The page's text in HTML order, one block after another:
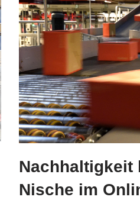
Nachhaltigkeit
Nische im